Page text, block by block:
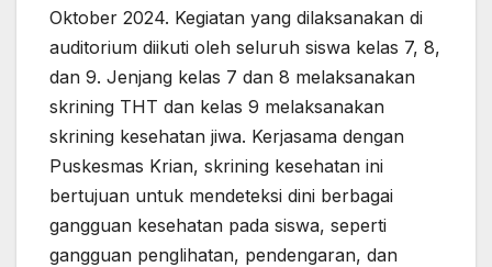
Oktober 2024. Kegiatan yang dilaksanakan di
auditorium diikuti oleh seluruh siswa kelas 7, 8,
dan 9. Jenjang kelas 7 dan 8 melaksanakan
skrining THT dan kelas 9 melaksanakan
skrining kesehatan jiwa. Kerjasama dengan
Puskesmas Krian, skrining kesehatan ini
bertujuan untuk mendeteksi dini berbagai
gangguan kesehatan pada siswa, seperti
gangguan penglihatan, pendengaran, dan